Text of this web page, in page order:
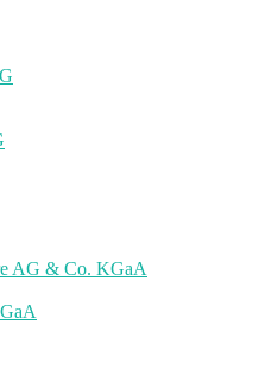
AG & Co. KGaA